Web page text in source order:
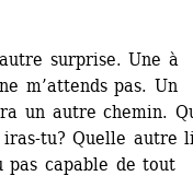
surprise. Une à
m’attends pas. Un
un autre chemin.
iras-tu? Quelle autre
pas capable de tout